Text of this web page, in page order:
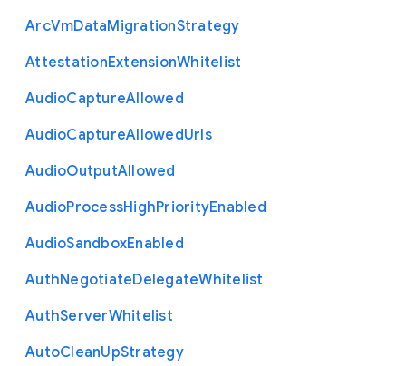
ArcVmDataMigrationStrategy
AttestationExtensionWhitelist
AudioCaptureAllowed
AudioCaptureAllowedUrls
AudioOutputAllowed
AudioProcessHighPriorityEnabled
AudioSandboxEnabled
AuthNegotiateDelegateWhitelist
AuthServerWhitelist
AutoCleanUpStrategy